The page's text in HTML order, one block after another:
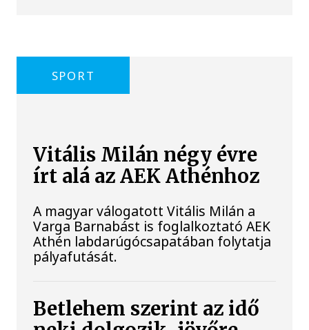
SPORT
Vitális Milán négy évre
írt alá az AEK Athénhoz
A magyar válogatott Vitális Milán a
Varga Barnabást is foglalkoztató AEK
Athén labdarúgócsapatában folytatja
pályafutását.
Betlehem szerint az idő